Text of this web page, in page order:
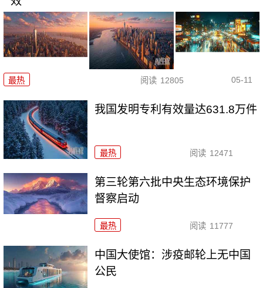
最热 阅读 12805 05-11
我国发明专利有效量达631.8万件
最热 阅读 12471
第三轮第六批中央生态环境保护
督察启动
最热 阅读 11777
中国大使馆：涉疫邮轮上无中国
公民